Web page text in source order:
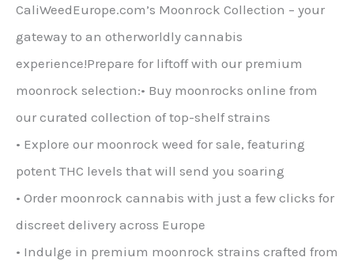
CaliWeedEurope.com’s Moonrock Collection – your
gateway to an otherworldly cannabis
experience!Prepare for liftoff with our premium
moonrock selection:• Buy moonrocks online from
our curated collection of top-shelf strains
• Explore our moonrock weed for sale, featuring
potent THC levels that will send you soaring
• Order moonrock cannabis with just a few clicks for
discreet delivery across Europe
• Indulge in premium moonrock strains crafted from